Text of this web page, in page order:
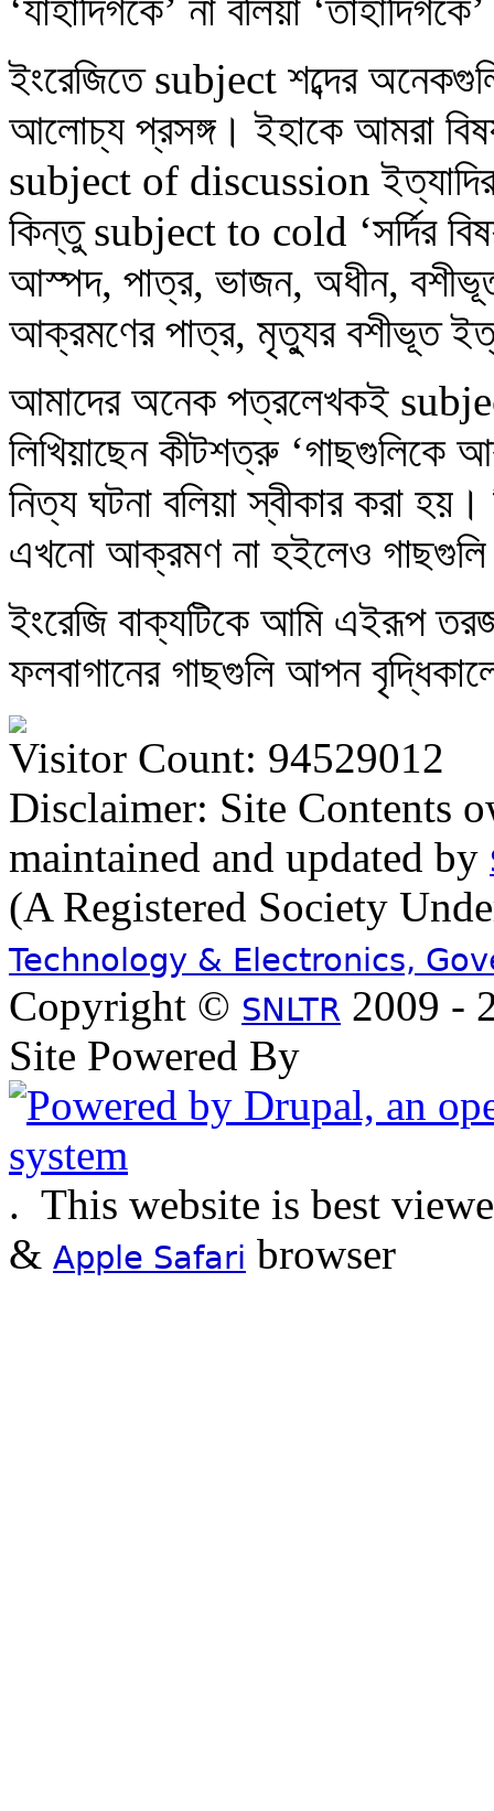
‘যাহাদিগকে’ না বলিয়া
ইংরেজিতে subject শব্দের
আলোচ্য প্রসঙ্গ। ইহাকে আমরা
subject of discussion ইত্যাদির
কিন্তু subject to cold ‘সর্দির
আস্পদ, পাত্র, ভাজন, অধীন,
আক্রমণের পাত্র, মৃত্যুর বশীভূত
আমাদের অনেক পত্রলেখকই
লিখিয়াছেন কীটশত্রু
নিত্য ঘটনা বলিয়া স্বীকার করা
এখনো আক্রমণ না হইলেও
ইংরেজি বাক্যটিকে আমি এইরূপ
ফলবাগানের গাছগুলি আপন
Visitor Count: 94529012
Disclaimer: Site Contents
maintained and updated by
(A Registered Society
Technology & Electronics,
Copyright © SNLTR 2009 -
Site Powered By
. This website is best
& Apple Safari browser